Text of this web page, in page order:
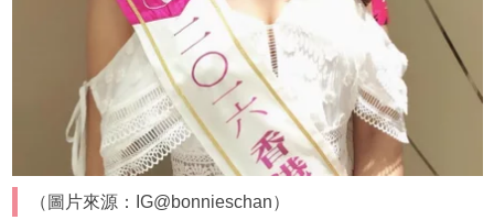
（圖片來源：IG@bonnieschan）